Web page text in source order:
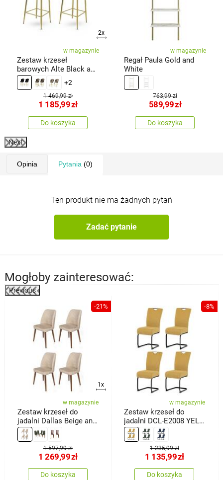
2x
w magazynie
Zestaw krzeseł
barowych Alte Black and
Gold, 2 szt.
+2
1 469,99 zł
1 185,99zł
Do koszyka
w magazynie
Regał Paula Gold and
White
763,99 zł
589,99zł
Do koszyka
Next
Opinia Pytania (0)
Ten produkt nie ma żadnych pytań
Zadać pytanie
Mogłoby zainteresować:
Previous
-21%
1x
w magazynie
Zestaw krzeseł do
jadalni Dallas Beige and
Brown, 4 szt.
1 597,99 zł
1 269,99zł
Do koszyka
-8%
w magazynie
Zestaw krzeseł do
jadalni DCL-E2008 YEL2,
4 szt.
1 235,99 zł
1 135,99zł
Do koszyka